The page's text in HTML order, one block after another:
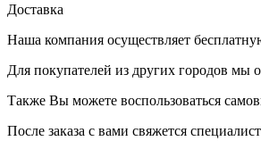
Доставка
Наша компания осуществляет
Для покупателей из других городов мы
Также Вы можете воспользоваться
После заказа с вами свяжется